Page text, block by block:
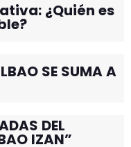
¿Quién es
SE SUMA A
DEL
IZAN”